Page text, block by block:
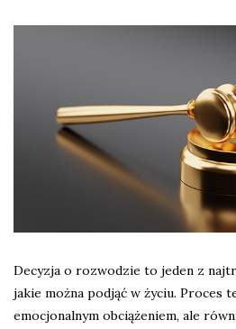
Decyzja o rozwodzie to jeden z
jakie można podjąć w życiu. Proces
emocjonalnym obciążeniem, ale